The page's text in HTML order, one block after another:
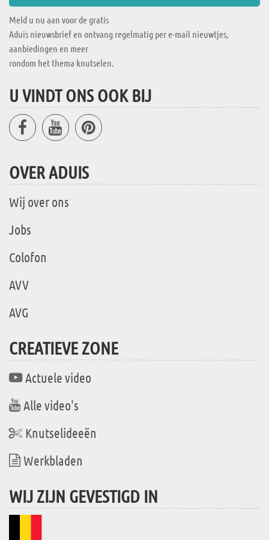
Meld u nu aan voor de gratis
Aduis nieuwsbrief en ontvang regelmatig per e-mail nieuwtjes,
aanbiedingen en meer
rondom het thema knutselen.
U VINDT ONS OOK BIJ
OVER ADUIS
Wij over ons
Jobs
Colofon
AVV
AVG
CREATIEVE ZONE
Actuele video
Alle video's
Knutselideeën
Werkbladen
WIJ ZIJN GEVESTIGD IN